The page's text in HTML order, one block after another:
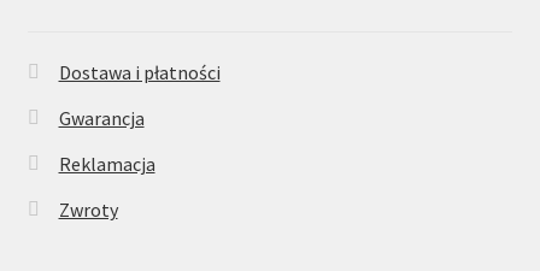
Dostawa i płatności
Gwarancja
Reklamacja
Zwroty